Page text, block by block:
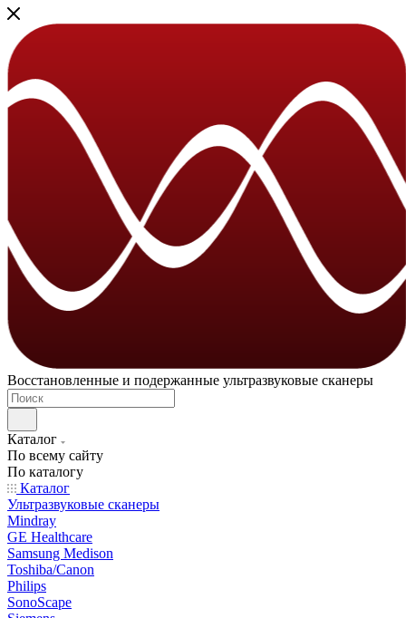
Восстановленные и подержанные ультразвуковые сканеры
Каталог
По всему сайту
По каталогу
Каталог
Ультразвуковые сканеры
Mindray
GE Healthcare
Samsung Medison
Toshiba/Canon
Philips
SonoScape